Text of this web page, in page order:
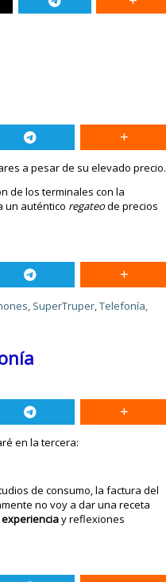
a pesar de su elevado precio.
de los terminales con la
un auténtico regateode precios
, SuperTruper,Telefonía,
en la tercera:
de consumo, la factura del
no voy a dar una receta
y reflexiones